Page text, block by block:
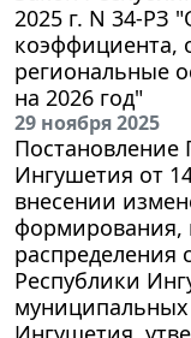
2025 г. N 34-РЗ
коэффициента,
региональные
на 2026 год"
29 ноября 2025
Постановление
Ингушетия от
внесении
формирования,
распределения
Республики